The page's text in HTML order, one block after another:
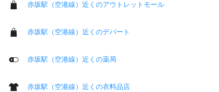
赤坂駅（空港線）近くのアウトレットモール
赤坂駅（空港線）近くのデパート
赤坂駅（空港線）近くの薬局
赤坂駅（空港線）近くの衣料品店